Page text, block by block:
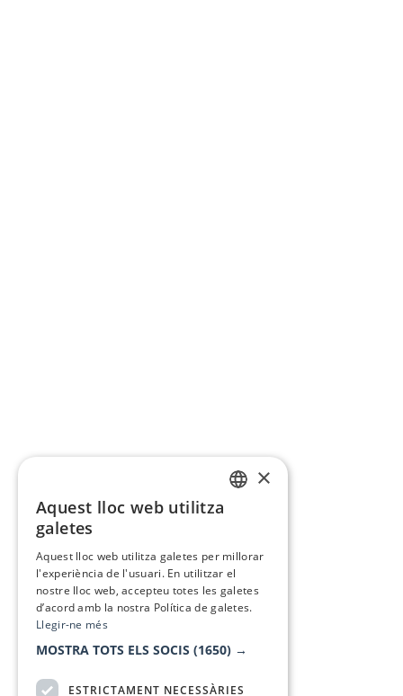
×
Aquest lloc web utilitza
galetes
Aquest lloc web utilitza galetes per millorar
l'experiència de l'usuari. En utilitzar el
nostre lloc web, accepteu totes les galetes
d’acord amb la nostra Política de galetes.
Llegir-ne més
MOSTRA TOTS ELS SOCIS (1650) →
ESTRICTAMENT NECESSÀRIES